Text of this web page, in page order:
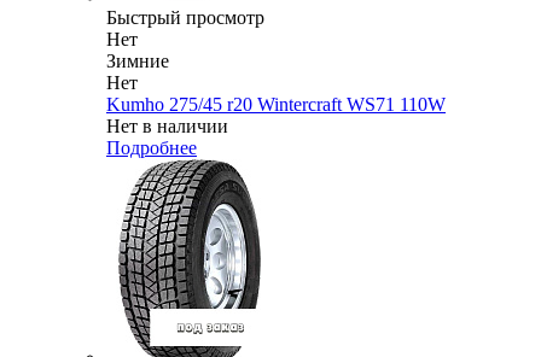
Быстрый просмотр
Нет
Зимние
Нет
Kumho 275/45 r20 Wintercraft WS71 110W
Нет в наличии
Подробнее